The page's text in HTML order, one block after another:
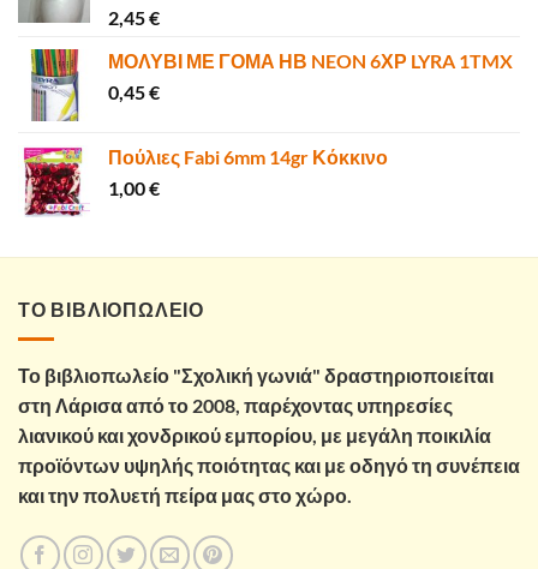
2,45€
ΜΟΛΥΒΙ ΜΕ ΓΟΜΑ ΗΒ NEON 6ΧΡ LYRA 1TMX
0,45€
Πούλιες Fabi 6mm 14gr Κόκκινο
1,00€
ΤΟ ΒΙΒΛΙΟΠΩΛΕΙΟ
Το βιβλιοπωλείο "Σχολική γωνιά" δραστηριοποιείται
στη Λάρισα από το 2008, παρέχοντας υπηρεσίες
λιανικού και χονδρικού εμπορίου, με μεγάλη ποικιλία
προϊόντων υψηλής ποιότητας και με οδηγό τη συνέπεια
και την πολυετή πείρα μας στο χώρο.